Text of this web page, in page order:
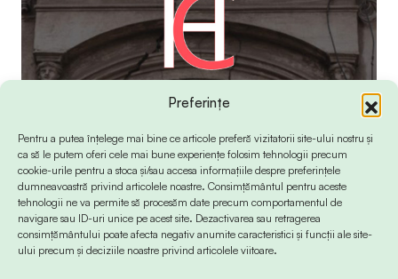
Preferințe
Pentru a putea înțelege mai bine ce articole preferă vizitatorii site-ului nostru și
ca să le putem oferi cele mai bune experiențe folosim tehnologii precum
cookie-urile pentru a stoca și/sau accesa informațiile despre preferințele
dumneavoastră privind articolele noastre. Consimțământul pentru aceste
tehnologii ne va permite să procesăm date precum comportamentul de
navigare sau ID-uri unice pe acest site. Dezactivarea sau retragerea
consimțământului poate afecta negativ anumite caracteristici și funcții ale site-
ului precum și deciziile noastre privind articolele viitoare.